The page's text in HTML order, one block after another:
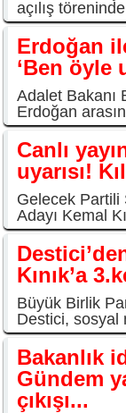
açılış
Erdoğan
‘Ben öyle
Adalet Bakanı
Erdoğan
Canlı
uyarısı!
Gelecek Partili
Adayı Kemal
Kınık’a
Büyük Birlik
Destici, sosyal
Bakanlık
Gündem
çıkışı...